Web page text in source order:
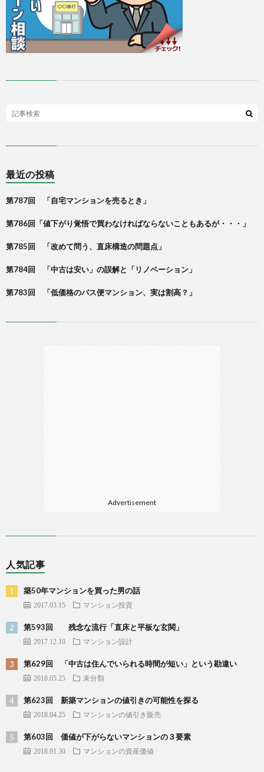
最近の投稿
第787回 「自宅マンションを売るとき」
第786回「値下がり覚悟で買わなければならないこともあるが・・・」
第785回 「改めて問う、直床構造の問題点」
第784回 「中古は安い」の誤解と「リノベーション」
第783回 「低価格のバス便マンション、実は割高？」
Advertisement
人気記事
築50年マンションを買った男の話
2017.03.15 マンション投資
第593回 残念な流行「直床と平板な玄関」
2017.12.10 マンション設計
第629回 「中古は住んでいられる時間が短い」という勘違い
2018.05.25 未分類
第623回 新築マンションの値引きの可能性を探る
2018.04.25 マンションの値引き販売
第603回 価値が下がらないマンションの３要素
2018.01.30 マンションの資産価値